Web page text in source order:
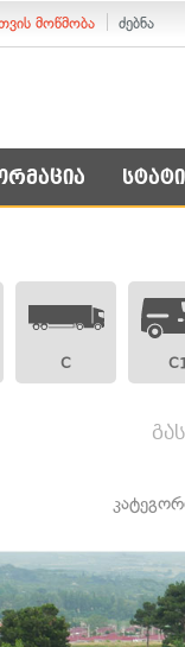
მოწმობა ძებნა
C